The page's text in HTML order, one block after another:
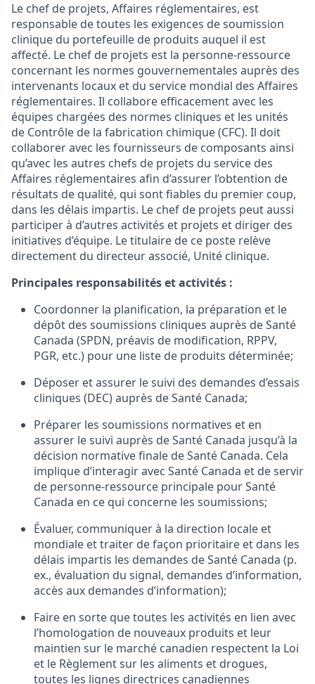
Le chef de projets, Affaires réglementaires, est
responsable de toutes les exigences de soumission
clinique du portefeuille de produits auquel il est
affecté. Le chef de projets est la personne-ressource
concernant les normes gouvernementales auprès des
intervenants locaux et du service mondial des Affaires
réglementaires. Il collabore efficacement avec les
équipes chargées des normes cliniques et les unités
de Contrôle de la fabrication chimique (CFC). Il doit
collaborer avec les fournisseurs de composants ainsi
qu’avec les autres chefs de projets du service des
Affaires réglementaires afin d’assurer l’obtention de
résultats de qualité, qui sont fiables du premier coup,
dans les délais impartis. Le chef de projets peut aussi
participer à d’autres activités et projets et diriger des
initiatives d’équipe. Le titulaire de ce poste relève
directement du directeur associé, Unité clinique.
Principales responsabilités et activités :
Coordonner la planification, la préparation et le
dépôt des soumissions cliniques auprès de Santé
Canada (SPDN, préavis de modification, RPPV,
PGR, etc.) pour une liste de produits déterminée;
Déposer et assurer le suivi des demandes d’essais
cliniques (DEC) auprès de Santé Canada;
Préparer les soumissions normatives et en
assurer le suivi auprès de Santé Canada jusqu’à la
décision normative finale de Santé Canada. Cela
implique d’interagir avec Santé Canada et de servir
de personne-ressource principale pour Santé
Canada en ce qui concerne les soumissions;
Évaluer, communiquer à la direction locale et
mondiale et traiter de façon prioritaire et dans les
délais impartis les demandes de Santé Canada (p.
ex., évaluation du signal, demandes d’information,
accès aux demandes d’information);
Faire en sorte que toutes les activités en lien avec
l’homologation de nouveaux produits et leur
maintien sur le marché canadien respectent la Loi
et le Règlement sur les aliments et drogues,
toutes les lignes directrices canadiennes